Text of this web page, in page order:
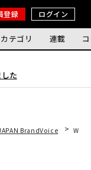
登録 ログイン
カテゴリ 連載
た
BrandVoice